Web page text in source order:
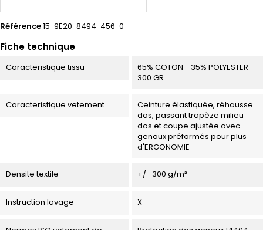
Référence15-9E20-8494-456-0
Fiche technique
Caracteristique tissu
65% COTON - 35% POLYESTER -
300 GR
Caracteristique vetement
Ceinture élastiquée, réhausse
dos, passant trapèze milieu
dos et coupe ajustée avec
genoux préformés pour plus
d'ERGONOMIE
Densite textile +/- 300 g/m²
Instruction lavage X